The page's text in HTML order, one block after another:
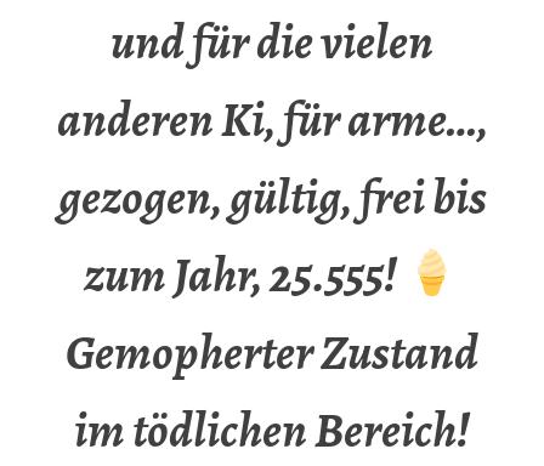
und für die vielen
anderen Ki, für arme…,
gezogen, gültig, frei bis
zum Jahr, 25.555!
Gemopherter Zustand
im tödlichen Bereich!